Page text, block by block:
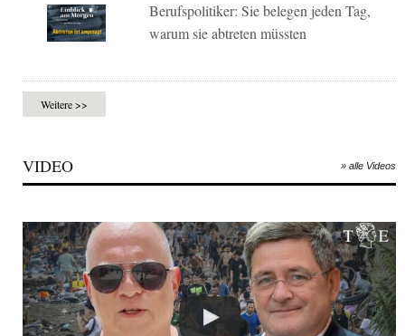
Berufspolitiker: Sie belegen jeden Tag,
warum sie abtreten müssten
Weitere >>
VIDEO » alle Videos